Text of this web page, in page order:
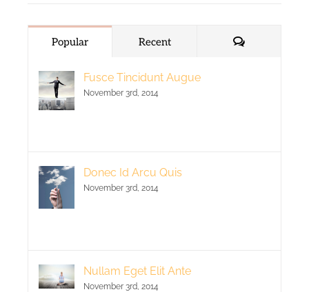
Popular Recent Comments
Fusce Tincidunt Augue
November 3rd, 2014
Donec Id Arcu Quis
November 3rd, 2014
Nullam Eget Elit Ante
November 3rd, 2014